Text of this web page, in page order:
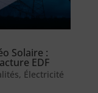
Solaire :
EDF
, Électricité